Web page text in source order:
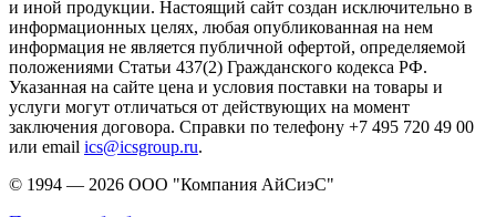
и иной продукции. Настоящий сайт создан исключительно в
информационных целях, любая опубликованная на нем
информация не является публичной офертой, определяемой
положениями Статьи 437(2) Гражданского кодекса РФ.
Указанная на сайте цена и условия поставки на товары и
услуги могут отличаться от действующих на момент
заключения договора. Справки по телефону +7 495 720 49 00
или email ics@icsgroup.ru.
© 1994 — 2026 ООО "Компания АйСиэС"